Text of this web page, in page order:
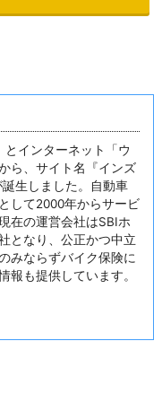
とインターネット「ウ
ら、サイト名『インズ
生しました。自動車
して2000年からサービ
在の運営会社はSBIホ
となり、公正かつ中立
みならずバイク保険に
報も提供しています。